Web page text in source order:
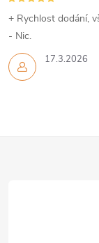
17.3.2026
+ Rychlost dodání,
- Nic.